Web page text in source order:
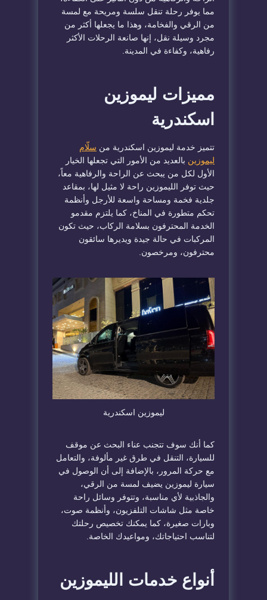
مما يوفر رحلة تنقل سلسة ومريحة مع لمسة
من الرقي والفخامة، وهذا ما يجعلها أكثر من
مجرد وسيلة نقل، إنها صانعة الرحلات الأكثر
رفاهية، وكفاءة في المدينة.
مميزات ليموزين
اسكندرية
تتميز خدمة ليموزين اسكندرية من سلّام
ليموزين بالعديد من الأمور التي تجعلها الخيار
الأول لكل من يبحث عن الراحة والرفاهية معاً،
حيث توفر الليموزين راحة لا مثيل لها، بمقاعد
جلدية فخمة ومساحة واسعة للأرجل وأنظمة
تحكم متطورة في المناخ، كما يلتزم مقدمو
الخدمة المحترفون بسلامة الركاب، حيث تكون
المركبات في حالة جيدة ويديرها سائقون
محترفون، ومرخصون.
ليموزين اسكندرية
كما أنك سوف تتجنب عناء البحث عن موقف
للسيارة، التنقل في طرق غير مألوفة، والتعامل
مع حركة المرور، بالإضافة إلى أن الوصول في
سيارة ليموزين يضيف لمسة من الرقي،
والجاذبية لأي مناسبة، وتتوفر وسائل راحة
خاصة مثل شاشات التلفزيون، وأنظمة صوت،
وبارات صغيرة، كما يمكنك تخصيص رحلتك
لتناسب احتياجاتك، ومواعيدك الخاصة.
أنواع خدمات الليموزين